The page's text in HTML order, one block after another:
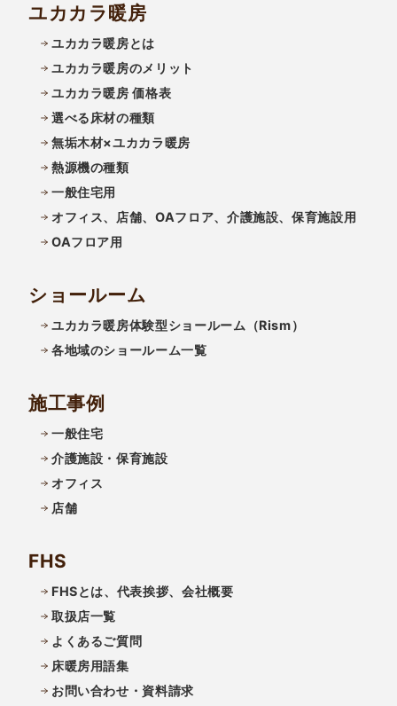
ユカカラ暖房
ユカカラ暖房とは
ユカカラ暖房のメリット
ユカカラ暖房 価格表
選べる床材の種類
無垢木材×ユカカラ暖房
熱源機の種類
一般住宅用
オフィス、店舗、OAフロア、介護施設、保育施設用
OAフロア用
ショールーム
ユカカラ暖房体験型ショールーム（Rism）
各地域のショールーム一覧
施工事例
一般住宅
介護施設・保育施設
オフィス
店舗
FHS
FHSとは、代表挨拶、会社概要
取扱店一覧
よくあるご質問
床暖房用語集
お問い合わせ・資料請求